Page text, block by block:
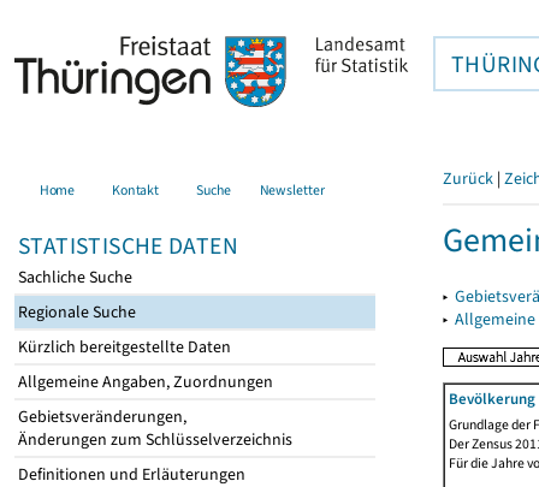
Home Kontakt Suche Newsletter
STATISTISCHE DATEN
Sachliche Suche
Regionale Suche
Kürzlich bereitgestellte Daten
Allgemeine Angaben, Zuordnungen
Gebietsveränderungen,
Änderungen zum Schlüsselverzeichnis
Definitionen und Erläuterungen
Zurück |
▸
▸
Grundlage der
Der Zensus
Für die Jahre